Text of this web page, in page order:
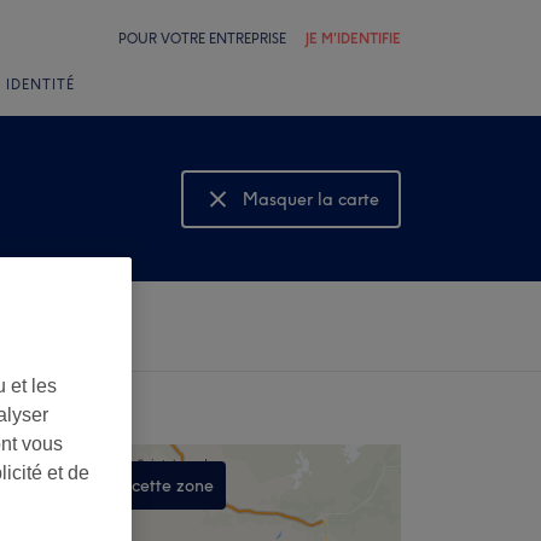
POUR VOTRE ENTREPRISE JE M'IDENTIFIE
IDENTITÉ
Masquer la carte
Montrer la carte
dans cette zone
et les
vous
et de